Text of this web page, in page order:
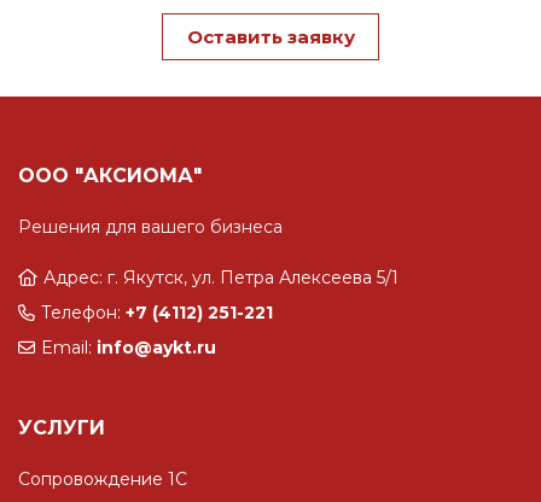
Оставить заявку
ООО "АКСИОМА"
Решения для вашего бизнеса
Адрес: г. Якутск, ул. Петра Алексеева 5/1
Телефон: +7 (4112) 251-221
Email: info@aykt.ru
УСЛУГИ
Сопровождение 1С